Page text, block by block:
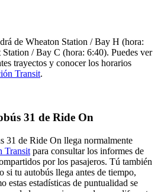
de Wheaton Station / Bay H (hora:
/ Bay C (hora: 6:40). Puedes ver
trayectos y conocer los horarios
Transit.
31 de Ride On
31 de Ride On llega normalmente
Transit para consultar los informes de
por los pasajeros. Tú también
si tu autobús llega antes de tiempo,
estas estadísticas de puntualidad se